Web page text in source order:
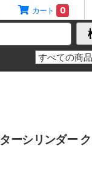
カート 0
ーシリンダー